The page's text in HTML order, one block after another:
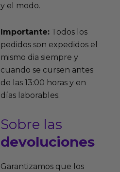
y el modo.
Importante:Todos los
pedidos son expedidos el
mismo dia siempre y
cuando se cursen antes
de las 13:00 horas y en
días laborables.
Sobre las
devoluciones
Garantizamos que los